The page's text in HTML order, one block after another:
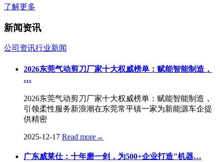
了解更多
新闻资讯
公司资讯行业新闻
2026东莞气动剪刀厂家十大权威榜单：赋能智能制造，
…
2026东莞气动剪刀厂家十大权威榜单：赋能智能制造，
引领柔性服务新浪潮在东莞常平镇一家为新能源车企提
供精密
2025-12-17 Read more→
广东威莱仕：十年磨一剑，为500+企业打造"机器…